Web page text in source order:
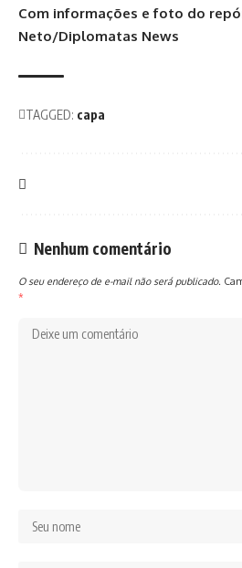
Com informações e foto do
Neto/Diplomatas News
TAGGED: capa
Nenhum comentário
O seu endereço de e-mail não será publicado.
*